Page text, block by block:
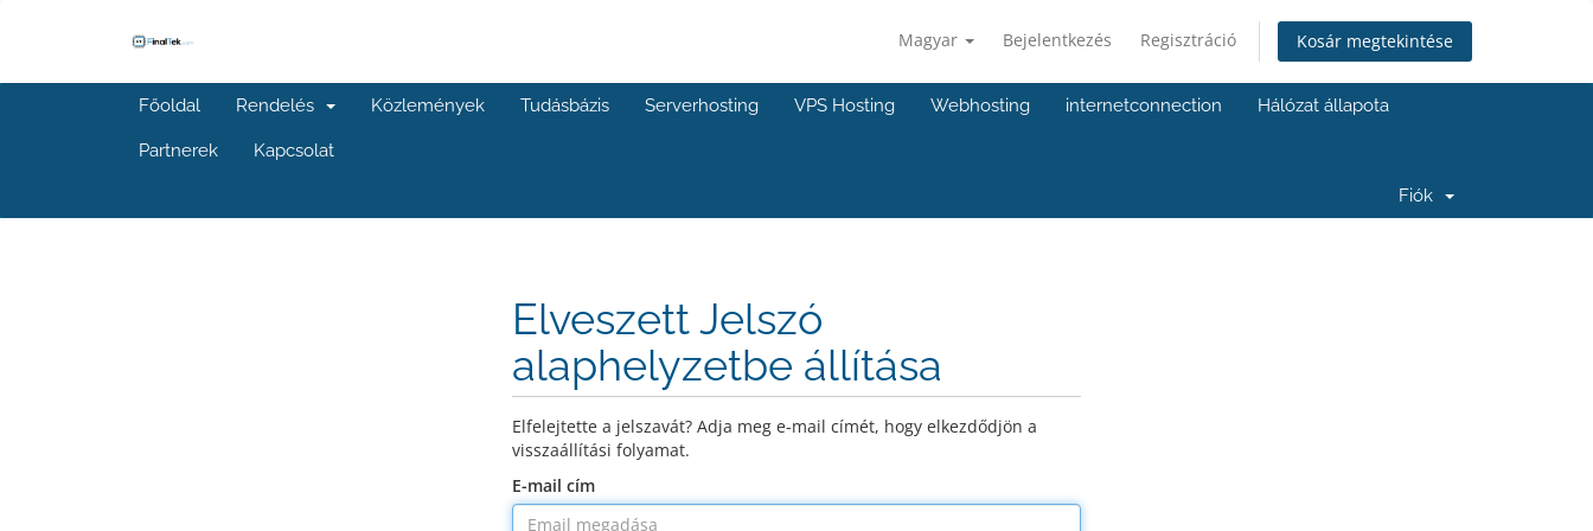
Magyar Bejelentkezés Regisztráció Kosár megtekintése
Főoldal Rendelés Közlemények Tudásbázis Serverhosting VPS Hosting Webhosting internetconnection Hálózat állapota
Partnerek Kapcsolat
Fiók
Elveszett Jelszó
alaphelyzetbe állítása
Elfelejtette a jelszavát? Adja meg e-mail címét, hogy elkezdődjön a
visszaállítási folyamat.
E-mail cím